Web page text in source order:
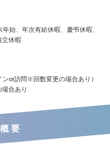
始、年次有給休暇、慶弔休暇、
立休暇
or訪問※回数変更の場合あり）
合あり
要